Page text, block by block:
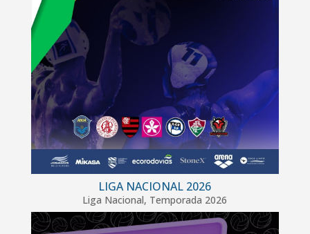
LIGA NACIONAL 2026
Liga Nacional, Temporada 2026